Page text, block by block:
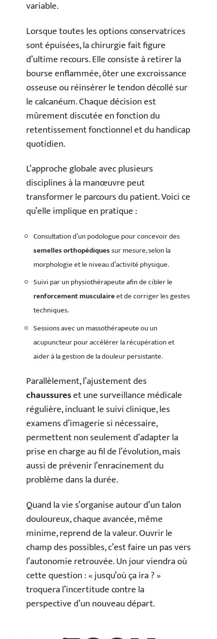
variable.
Lorsque toutes les options conservatrices
sont épuisées, la chirurgie fait figure
d’ultime recours. Elle consiste à retirer la
bourse enflammée, ôter une excroissance
osseuse ou réinsérer le tendon décollé sur
le calcanéum. Chaque décision est
mûrement discutée en fonction du
retentissement fonctionnel et du handicap
quotidien.
L’approche globale avec plusieurs
disciplines à la manœuvre peut
transformer le parcours du patient. Voici ce
qu’elle implique en pratique :
Consultation d’un podologue pour concevoir des
semelles orthopédiquessur mesure, selon la
morphologie et le niveau d’activité physique.
Suivi par un physiothérapeute afin de cibler le
renforcement musculaireet de corriger les gestes
techniques.
Sessions avec un massothérapeute ou un
acupuncteur pour accélérer la récupération et
aider à la gestion de la douleur persistante.
Parallèlement, l’ajustement des
chaussureset une surveillance médicale
régulière, incluant le suivi clinique, les
examens d’imagerie si nécessaire,
permettent non seulement d’adapter la
prise en charge au fil de l’évolution, mais
aussi de prévenir l’enracinement du
problème dans la durée.
Quand la vie s’organise autour d’un talon
douloureux, chaque avancée, même
minime, reprend de la valeur. Ouvrir le
champ des possibles, c’est faire un pas vers
l’autonomie retrouvée. Un jour viendra où
cette question : « jusqu’où ça ira ? »
troquera l’incertitude contre la
perspective d’un nouveau départ.